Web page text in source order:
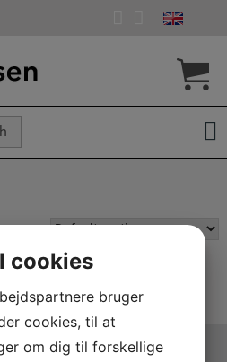
cookies
bruger
cookies, til at
om dig til forskellige